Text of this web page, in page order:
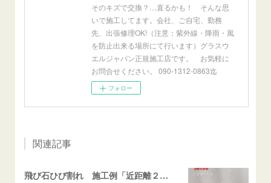
そのキズで交換？…直るかも！ そんな思
いで施工してます。会社、ご自宅、勤務
先、出張修理OK!（注意：紫外線・降雨・風
を防止出来る場所にて行います）グラスウ
エルジャパン正規施工店です。 お気軽に
お問合せください。 090-1312-0863迄
フォロー
関連記事
飛び石ひび割れ 施工例「近距離２箇所・パーシャル系+ストレート系」CX-8